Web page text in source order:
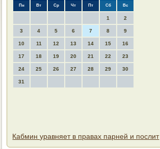
Пн Вт Ср Чт Пт Сб Вс
1 2
3 4 5 6 7 8 9
10 11 12 13 14 15 16
17 18 19 20 21 22 23
24 25 26 27 28 29 30
31
Кабмин уравняет в правах парней и послит